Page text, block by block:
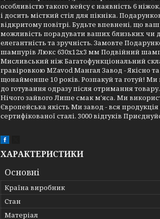
особливістю такого кейсу є наявність 6
і досить місткий стіл для пікніка.
відкритому повітрі. Будьте впевнені, що
можливість порадувати ваших близьких чи
елегантність та зручність. Замовте
шампурів Люкс 630х12х3 мм Подвійний
Мисливський ніж Багатофункціональний
гравіровкою MZavod Мангал Завод - Якісно
щонайменше 10 років. Розпакуй та готуй!
до готування одразу після отримання
Нічого зайвого Лише смак м'яса. Ми
Європейська якість Ми завод - вся
сертифікованої сталі. 3000 відгуків
ХАРАКТЕРИСТИКИ
Основні
Країна виробник
Стан
Матеріал